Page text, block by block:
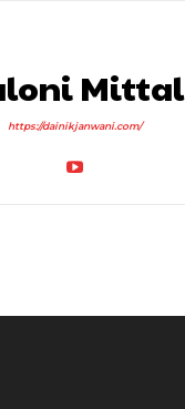
Mittal
https://dainikjanwani.com/